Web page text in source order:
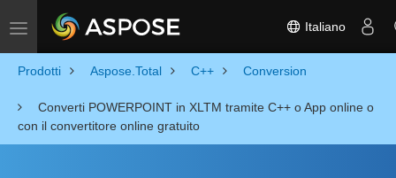
Toggle navigation Italiano
Prodotti Aspose.Total C++ Conversion
Converti POWERPOINT in XLTM tramite C++ o App online o
con il convertitore online gratuito